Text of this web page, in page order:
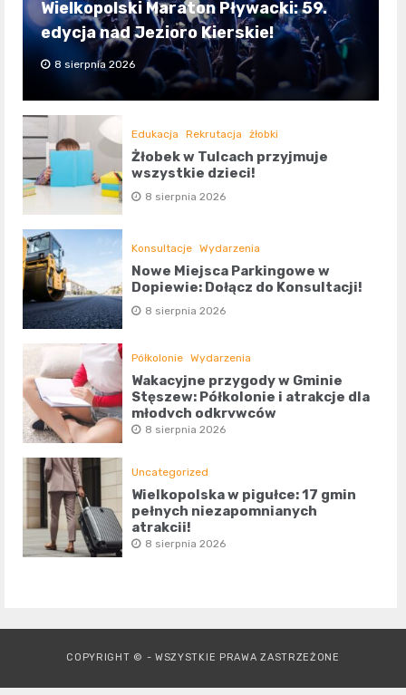
Wielkopolski Maraton Pływacki: 59.
edycja nad Jezioro Kierskie!
8 sierpnia 2026
Edukacja Rekrutacja żłobki
Żłobek w Tulcach przyjmuje
wszystkie dzieci!
8 sierpnia 2026
Konsultacje Wydarzenia
Nowe Miejsca Parkingowe w
Dopiewie: Dołącz do Konsultacji!
8 sierpnia 2026
Półkolonie Wydarzenia
Wakacyjne przygody w Gminie
Stęszew: Półkolonie i atrakcje dla
młodych odkrywców
8 sierpnia 2026
Uncategorized
Wielkopolska w pigułce: 17 gmin
pełnych niezapomnianych
atrakcji!
8 sierpnia 2026
COPYRIGHT © - WSZYSTKIE PRAWA ZASTRZEŻONE